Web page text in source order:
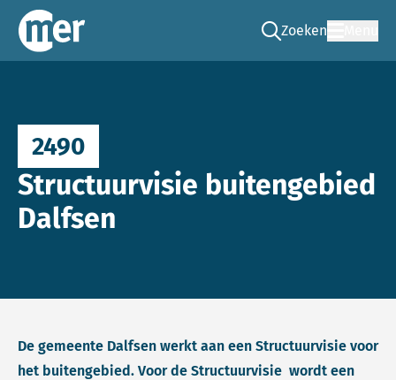
Commissie mer
Zoeken
Ga naar de zoek
2490
Structuurvisie buitengebied
Dalfsen
De gemeente Dalfsen werkt aan een Structuurvisie voor
het buitengebied. Voor de Structuurvisie wordt een